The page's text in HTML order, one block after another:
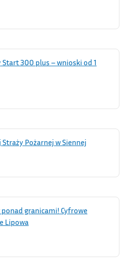
Start 300 plus – wnioski od 1
Pożarnej w Siennej
granicami! Cyfrowe
Lipowa